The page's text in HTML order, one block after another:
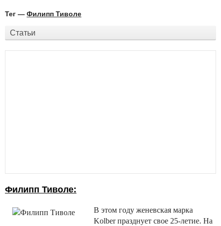
Тег — Филипп Тиволе
Статьи
Филипп Тиволе:
В этом году женевская марка
Kolber празднует свое 25-летие. На